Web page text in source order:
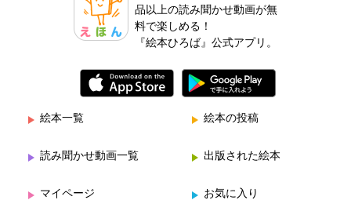
品以上の読み聞かせ動画が無
料で楽しめる！
『絵本ひろば』公式アプリ。
絵本一覧 絵本の投稿
読み聞かせ動画一覧 出版された絵本
マイページ お気に入り